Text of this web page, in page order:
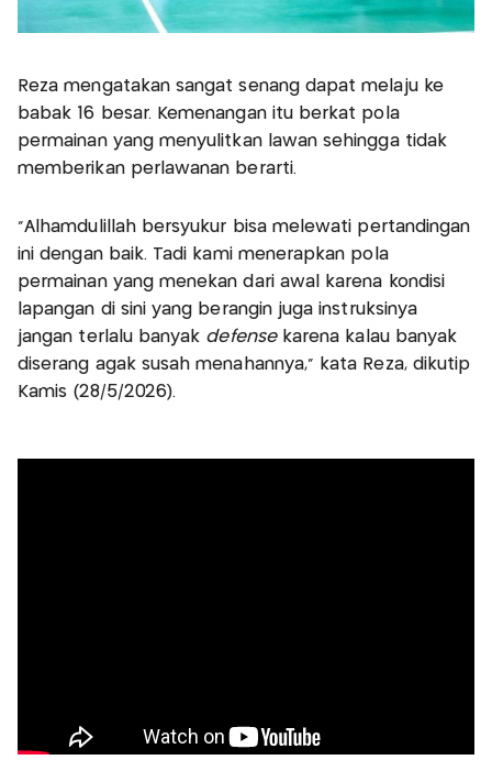
Reza mengatakan sangat senang dapat melaju ke
babak 16 besar. Kemenangan itu berkat pola
permainan yang menyulitkan lawan sehingga tidak
memberikan perlawanan berarti.
"Alhamdulillah bersyukur bisa melewati pertandingan
ini dengan baik. Tadi kami menerapkan pola
permainan yang menekan dari awal karena kondisi
lapangan di sini yang berangin juga instruksinya
jangan terlalu banyak defensekarena kalau banyak
diserang agak susah menahannya," kata Reza, dikutip
Kamis (28/5/2026).